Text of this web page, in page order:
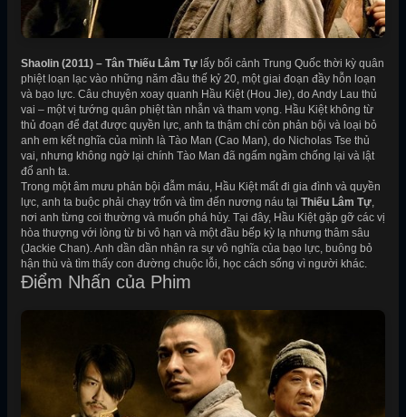
Shaolin (2011) – Tân Thiếu Lâm Tự lấy bối cảnh Trung Quốc thời kỳ quân
phiệt loạn lạc vào những năm đầu thế kỷ 20, một giai đoạn đầy hỗn loạn
và bạo lực. Câu chuyện xoay quanh Hầu Kiệt (Hou Jie), do Andy Lau thủ
vai – một vị tướng quân phiệt tàn nhẫn và tham vọng. Hầu Kiệt không từ
thủ đoạn để đạt được quyền lực, anh ta thậm chí còn phản bội và loại bỏ
anh em kết nghĩa của mình là Tào Man (Cao Man), do Nicholas Tse thủ
vai, nhưng không ngờ lại chính Tào Man đã ngấm ngầm chống lại và lật
đổ anh ta.
Trong một âm mưu phản bội đẫm máu, Hầu Kiệt mất đi gia đình và quyền
lực, anh ta buộc phải chạy trốn và tìm đến nương náu tại Thiếu Lâm Tự
nơi anh từng coi thường và muốn phá hủy. Tại đây, Hầu Kiệt gặp gỡ các vị
hòa thượng với lòng từ bi vô hạn và một đầu bếp kỳ lạ nhưng thâm sâu
(Jackie Chan). Anh dần dần nhận ra sự vô nghĩa của bạo lực, buông bỏ
hận thù và tìm thấy con đường chuộc lỗi, học cách sống vì người khác.
Điểm Nhấn của Phim